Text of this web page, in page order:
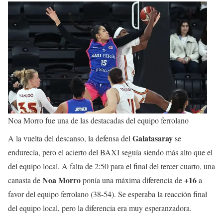
Noa Morro fue una de las destacadas del equipo ferrolano
A la vuelta del descanso, la defensa del Galatasarayse
endurecía, pero el acierto del BAXI seguía siendo más alto que el
del equipo local. A falta de 2:50 para el final del tercer cuarto, una
canasta deNoa Morroponía una máxima diferencia de+16a
favor del equipo ferrolano (38-54). Se esperaba la reacción final
del equipo local, pero la diferencia era muy esperanzadora.